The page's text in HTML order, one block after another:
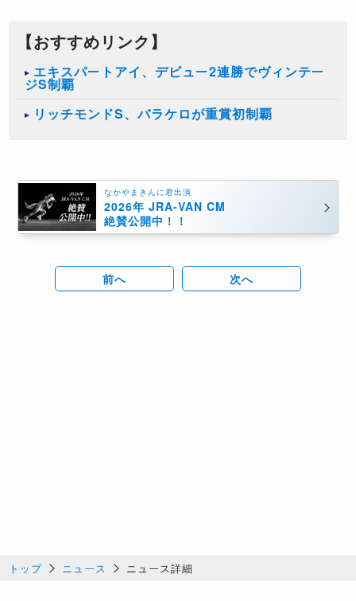
【おすすめリンク】
エキスパートアイ、デビュー2連勝でヴィンテー
ジS制覇
リッチモンドS、バラケロが重賞初制覇
なかやまきんに君出演
2026年 JRA-VAN CM
絶賛公開中！！
前へ 次へ
トップ ニュース ニュース詳細